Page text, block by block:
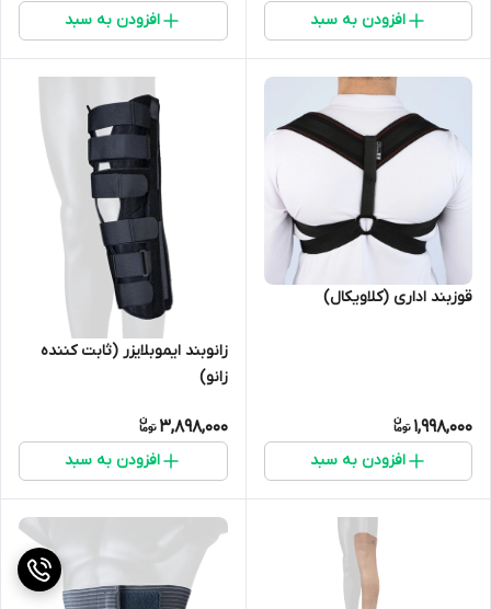
افزودن به سبد افزودن به سبد
قوزبند اداری (کلاویکال)
1,998,000
افزودن به سبد
زانوبند ایموبلایزر (ثابت کننده
زانو)
3,898,000
افزودن به سبد